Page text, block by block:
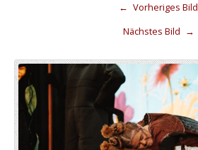
← Vorheriges Bild
Nächstes Bild →